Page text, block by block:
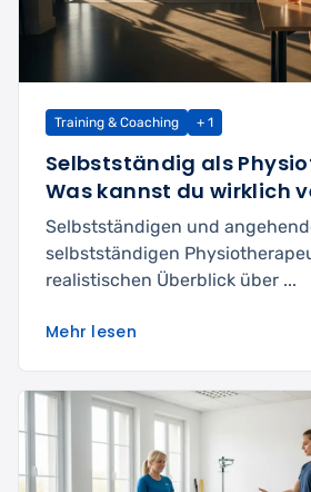
Training & Coaching + 1
Selbstständig als
Was kannst du wirklich
Selbstständigen und
selbstständigen
realistischen Überblick über ...
Mehr lesen